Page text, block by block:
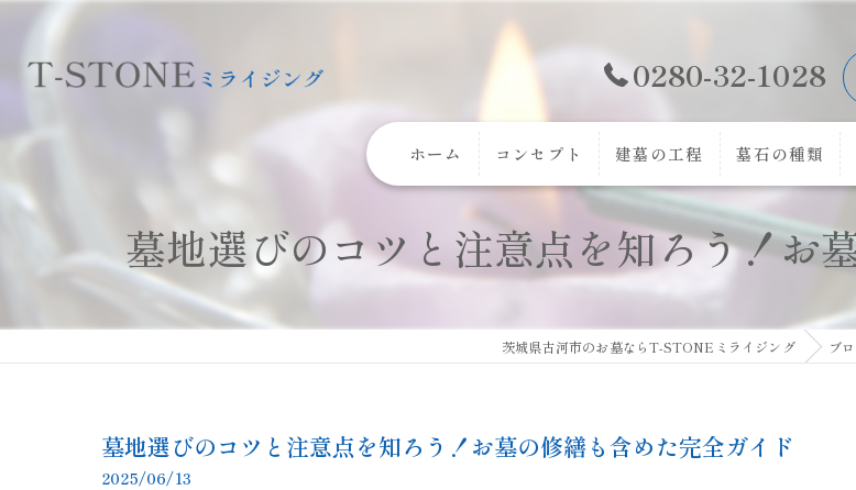
0280-32-1028
ホーム コンセプト 建墓の工程 墓石の種類
墓地選びのコツと注意点を知ろう！お
茨城県古河市のお墓ならT-STONEミライジング ブ
墓地選びのコツと注意点を知ろう！お墓の修繕も含めた完全ガイド
2025/06/13